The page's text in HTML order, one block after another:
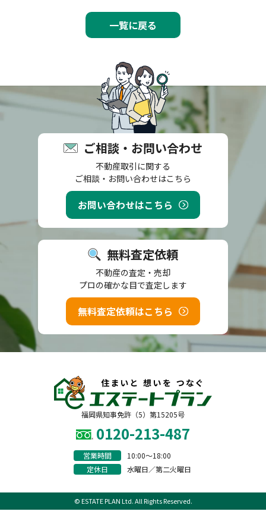
一覧に戻る
ご相談・お問い合わせ
不動産取引に関する
ご相談・お問い合わせはこちら
お問い合わせはこちら
無料査定依頼
不動産の査定・売却
プロの確かな目で査定します
無料査定依頼はこちら
福岡県知事免許（5）第15205号
0120-213-487
営業時間
10:00〜18:00
定休日
水曜日／第二火曜日
© ESTATE PLAN Ltd. All Rights Reserved.